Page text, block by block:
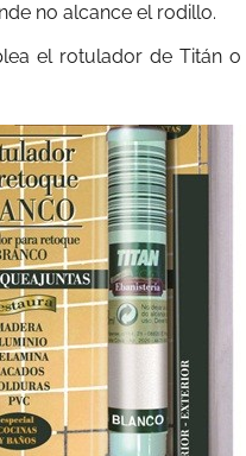
no alcance el rodillo.
el rotulador de Titán o